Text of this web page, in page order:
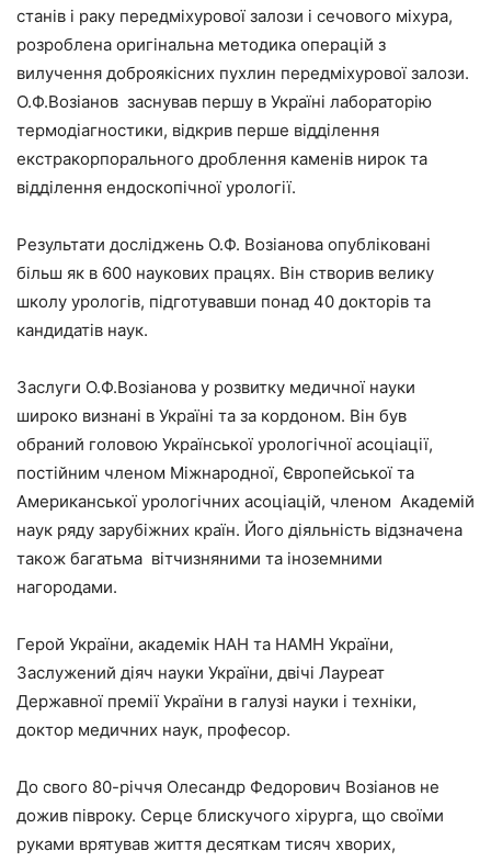
станів і раку передміхурової залози і сечового міхура,
розроблена оригінальна методика операцій з
вилучення доброякісних пухлин передміхурової залози.
О.Ф.Возіанов заснував першу в Україні лабораторію
термодіагностики, відкрив перше відділення
екстракорпорального дроблення каменів нирок та
відділення ендоскопічної урології.
Результати досліджень О.Ф. Возіанова опубліковані
більш як в 600 наукових працях. Він створив велику
школу урологів, підготувавши понад 40 докторів та
кандидатів наук.
Заслуги О.Ф.Возіанова у розвитку медичної науки
широко визнані в Україні та за кордоном. Він був
обраний головою Української урологічної асоціації,
постійним членом Міжнародної, Європейської та
Американської урологічних асоціацій, членом Академій
наук ряду зарубіжних країн. Його діяльність відзначена
також багатьма вітчизняними та іноземними
нагородами.
Герой України, академік НАН та НАМН України,
Заслужений діяч науки України, двічі Лауреат
Державної премії України в галузі науки і техніки,
доктор медичних наук, професор.
До свого 80-річчя Олесандр Федорович Возіанов не
дожив півроку. Серце блискучого хірурга, що своїми
руками врятував життя десяткам тисяч хворих,